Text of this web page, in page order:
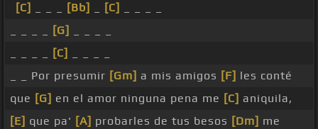
[C] [Bb] [C]
[G]
[C]
_ _ Por presumir [Gm] a mis amigos [F] les conté
que [G] en el amor ninguna pena me [C] aniquila,
[E] que pa' [A] probarles de tus besos [Dm] me